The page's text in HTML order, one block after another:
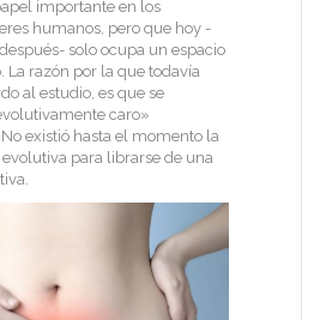
importante en los
humanos, pero que hoy -
solo ocupa un espacio
La razón por la que todavía
al estudio, es que se
caro»
existió hasta el momento la
para librarse de una